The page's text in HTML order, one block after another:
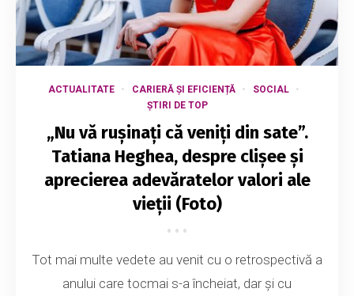
ACTUALITATE CARIERĂ ȘI EFICIENȚĂ
SOCIAL
ȘTIRI DE TOP
„Nu vă rușinați că veniți din sate”.
Tatiana Heghea, despre clișee și
aprecierea adevăratelor valori ale
vieții (Foto)
Tot mai multe vedete au venit cu o retrospectivă a
anului care tocmai s-a încheiat, dar și cu